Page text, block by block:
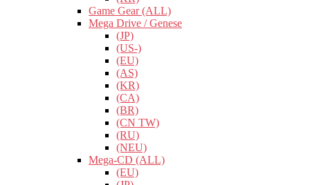
Game Gear (ALL)
Mega Drive / Genese
(JP)
(US-)
(EU)
(AS)
(KR)
(CA)
(BR)
(CN TW)
(RU)
(NEU)
Mega-CD (ALL)
(EU)